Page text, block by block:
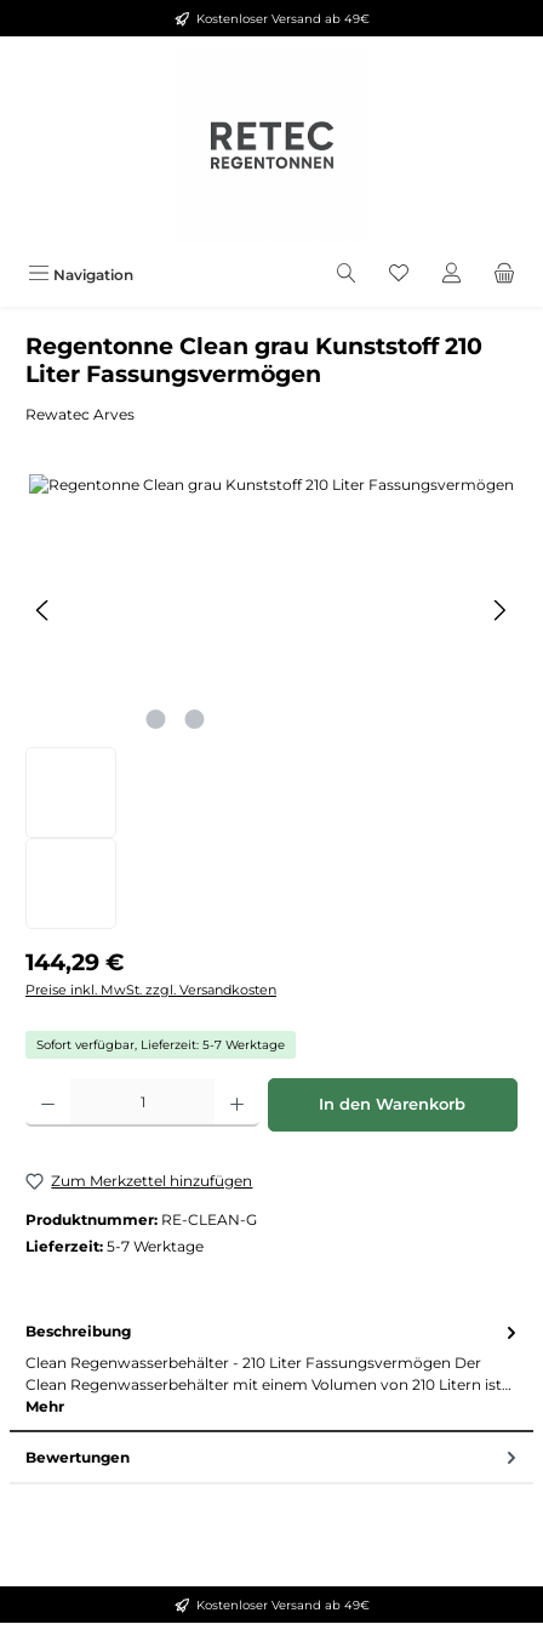
Zum Hauptinhalt springenKostenloser Versand ab 49€
Navigation
Regentonne Clean grau Kunststoff 210
Liter Fassungsvermögen
Rewatec Arves
Bildergalerie überspringen
Regulärer Preis:
144,29 €
Preise inkl. MwSt. zzgl. Versandkosten
Sofort verfügbar, Lieferzeit: 5-7 Werktage
Produkt Anzahl: Gib den gewünschten Wert ein oder benutze die
In den Warenkorb
Zum Merkzettel hinzufügen
Produktnummer: RE-CLEAN-G
Lieferzeit: 5-7 Werktage
Beschreibung
Clean Regenwasserbehälter - 210 Liter Fassungsvermögen Der
Clean Regenwasserbehälter mit einem Volumen von 210 Litern ist…
Mehr
Bewertungen
Kostenloser Versand ab 49€